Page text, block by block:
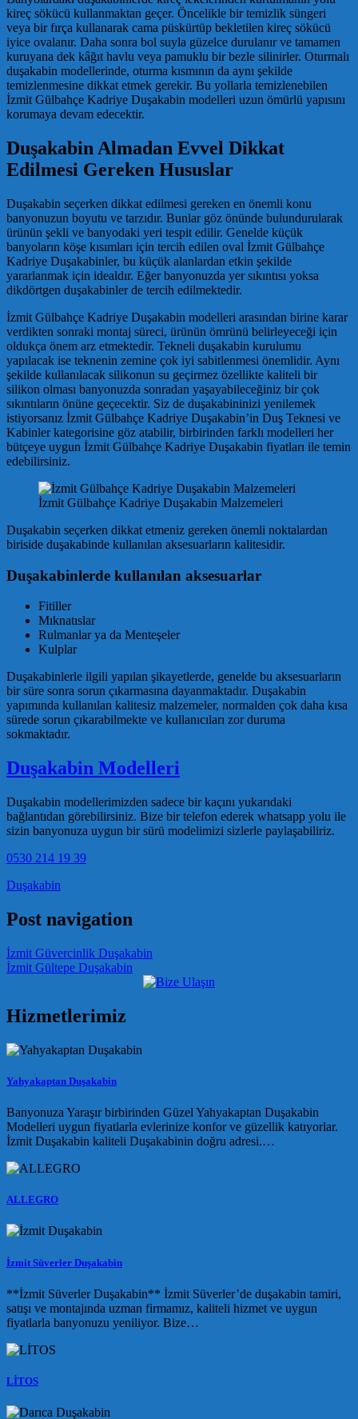
kireç sökücü kullanmaktan geçer. Öncelikle bir temizlik süngeri
veya bir fırça kullanarak cama püskürtüp bekletilen kireç sökücü
iyice ovalanır. Daha sonra bol suyla güzelce durulanır ve tamamen
kuruyana dek kâğıt havlu veya pamuklu bir bezle silinirler. Oturmalı
duşakabin modellerinde, oturma kısmının da aynı şekilde
temizlenmesine dikkat etmek gerekir. Bu yollarla temizlenebilen
İzmit Gülbahçe Kadriye Duşakabin modelleri uzun ömürlü yapısını
korumaya devam edecektir.
Duşakabin Almadan Evvel Dikkat
Edilmesi Gereken Hususlar
Duşakabin seçerken dikkat edilmesi gereken en önemli konu
banyonuzun boyutu ve tarzıdır. Bunlar göz önünde bulundurularak
ürünün şekli ve banyodaki yeri tespit edilir. Genelde küçük
banyoların köşe kısımları için tercih edilen oval İzmit Gülbahçe
Kadriye Duşakabinler, bu küçük alanlardan etkin şekilde
yararlanmak için idealdır. Eğer banyonuzda yer sıkıntısı yoksa
dikdörtgen duşakabinler de tercih edilmektedir.
İzmit Gülbahçe Kadriye Duşakabin modelleri arasından birine karar
verdikten sonraki montaj süreci, ürünün ömrünü belirleyeceği için
oldukça önem arz etmektedir. Tekneli duşakabin kurulumu
yapılacak ise teknenin zemine çok iyi sabitlenmesi önemlidir. Aynı
şekilde kullanılacak silikonun su geçirmez özellikte kaliteli bir
silikon olması banyonuzda sonradan yaşayabileceğiniz bir çok
sıkıntıların önüne geçecektir. Siz de duşakabininizi yenilemek
istiyorsanız İzmit Gülbahçe Kadriye Duşakabin’in Duş Teknesi ve
Kabinler kategorisine göz atabilir, birbirinden farklı modelleri her
bütçeye uygun İzmit Gülbahçe Kadriye Duşakabin fiyatları ile temin
edebilirsiniz.
İzmit Gülbahçe Kadriye Duşakabin Malzemeleri
Duşakabin seçerken dikkat etmeniz gereken önemli noktalardan
biriside duşakabinde kullanılan aksesuarların kalitesidir.
Duşakabinlerde kullanılan aksesuarlar
Fitiller
Mıknatıslar
Rulmanlar ya da Menteşeler
Kulplar
Duşakabinlerle ilgili yapılan şikayetlerde, genelde bu aksesuarların
bir süre sonra sorun çıkarmasına dayanmaktadır. Duşakabin
yapımında kullanılan kalitesiz malzemeler, normalden çok daha kısa
sürede sorun çıkarabilmekte ve kullanıcıları zor duruma
sokmaktadır.
Duşakabin Modelleri
Duşakabin modellerimizden sadece bir kaçını yukarıdaki
bağlantıdan görebilirsiniz. Bize bir telefon ederek whatsapp yolu ile
sizin banyonuza uygun bir sürü modelimizi sizlerle paylaşabiliriz.
0530 214 19 39
Duşakabin
Post navigation
İzmit Güvercinlik Duşakabin
İzmit Gültepe Duşakabin
Hizmetlerimiz
Yahyakaptan Duşakabin
Banyonuza Yaraşır birbirinden Güzel Yahyakaptan Duşakabin
Modelleri uygun fiyatlarla evlerinize konfor ve güzellik katıyorlar.
İzmit Duşakabin kaliteli Duşakabinin doğru adresi.…
ALLEGRO
İzmit Süverler Duşakabin
**İzmit Süverler Duşakabin** İzmit Süverler’de duşakabin tamiri,
satışı ve montajında uzman firmamız, kaliteli hizmet ve uygun
fiyatlarla banyonuzu yeniliyor. Bize…
LİTOS